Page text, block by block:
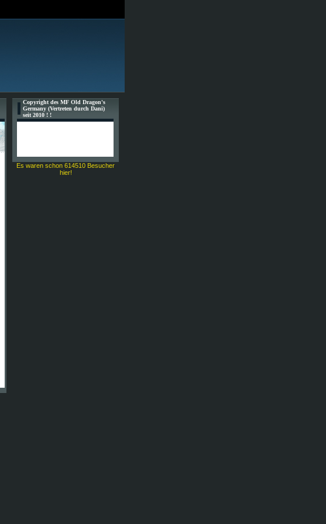
Copyright des MF Old Dragon's
Germany (Vertreten durch Dani)
seit 2010 ! !
Es waren schon 614510 Besucher
hier!